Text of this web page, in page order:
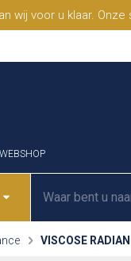
wij voor u klaar.
WEBSHOP
VISCOSE